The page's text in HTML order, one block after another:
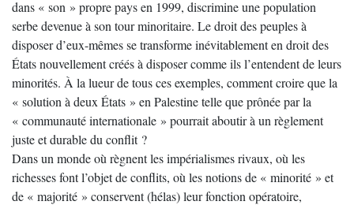
dans « son » propre pays en 1999, discrimine une population
serbe devenue à son tour minoritaire. Le droit des peuples à
disposer d’eux-mêmes se transforme inévitablement en droit des
États nouvellement créés à disposer comme ils l’entendent de leurs
minorités. À la lueur de tous ces exemples, comment croire que la
« solution à deux États » en Palestine telle que prônée par la
« communauté internationale » pourrait aboutir à un règlement
juste et durable du conflit ?
Dans un monde où règnent les impérialismes rivaux, où les
richesses font l’objet de conflits, où les notions de « minorité » et
de « majorité » conservent (hélas) leur fonction opératoire,